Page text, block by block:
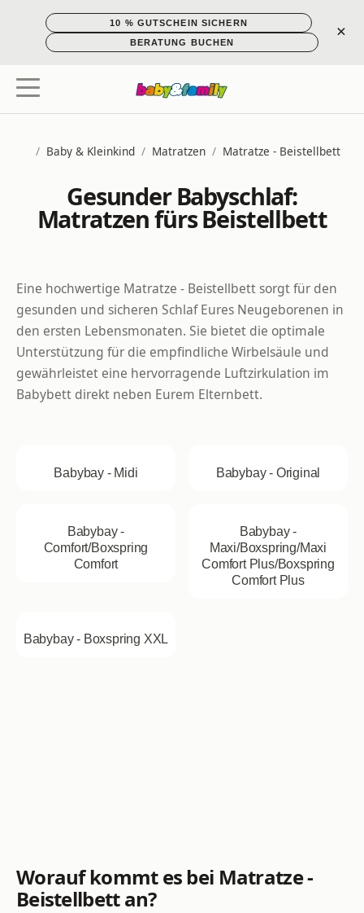
10 % GUTSCHEIN SICHERN
BERATUNG BUCHEN
×
/ Baby & Kleinkind / Matratzen / Matratze - Beistellbett
Gesunder Babyschlaf:
Matratzen fürs Beistellbett
Eine hochwertige Matratze - Beistellbett sorgt für den
gesunden und sicheren Schlaf Eures Neugeborenen in
den ersten Lebensmonaten. Sie bietet die optimale
Unterstützung für die empfindliche Wirbelsäule und
gewährleistet eine hervorragende Luftzirkulation im
Babybett direkt neben Eurem Elternbett.
Babybay - Midi Babybay - Original
Babybay -
Comfort/Boxspring
Comfort
Babybay -
Maxi/Boxspring/Maxi
Comfort Plus/Boxspring
Comfort Plus
Babybay - Boxspring XXL
Worauf kommt es bei Matratze -
Beistellbett an?